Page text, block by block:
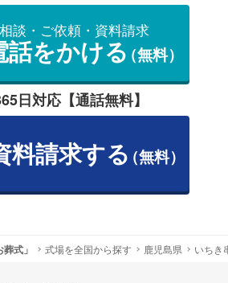
談・ご依頼・資料請求
話をかける（無料）
日対応【通話無料】
料請求する（無料）
式」 式場を全国から探す 鹿児島県 いちき